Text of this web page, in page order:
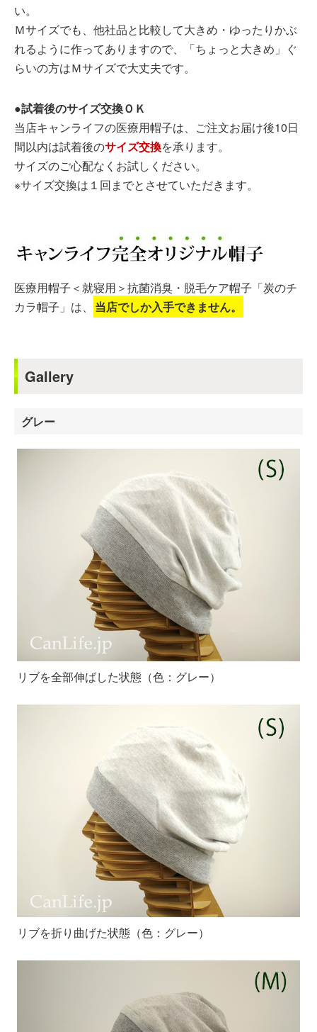
い。
Ｍサイズでも、他社品と比較して大きめ・ゆったりかぶ
れるように作ってありますので、「ちょっと大きめ」ぐ
らいの方はＭサイズで大丈夫です。
●試着後のサイズ交換ＯＫ
当店キャンライフの医療用帽子は、ご注文お届け後10日
間以内は試着後のサイズ交換を承ります。
サイズのご心配なくお試しください。
※サイズ交換は１回までとさせていただきます。
医療用帽子＜就寝用＞抗菌消臭・脱毛ケア帽子「炭のチ
カラ帽子」は、
当店でしか入手できません。
Gallery
グレー
リブを全部伸ばした状態（色：グレー）
リブを折り曲げた状態（色：グレー）